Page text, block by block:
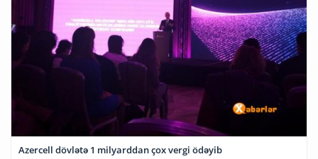
Azercell dövlətə 1 milyarddan çox vergi ödəyib